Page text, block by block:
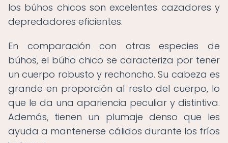
los búhos chicos son excelentes cazadores y
depredadores eficientes.
En comparación con otras especies de
búhos, el búho chico se caracteriza por tener
un cuerpo robusto y rechoncho. Su cabeza es
grande en proporción al resto del cuerpo, lo
que le da una apariencia peculiar y distintiva.
Además, tienen un plumaje denso que les
ayuda a mantenerse cálidos durante los fríos